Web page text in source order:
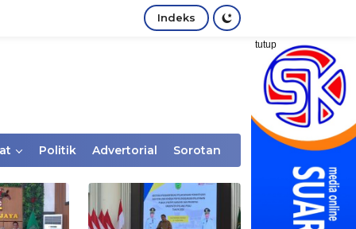
Indeks
tutup
Politik Advertorial Sorotan